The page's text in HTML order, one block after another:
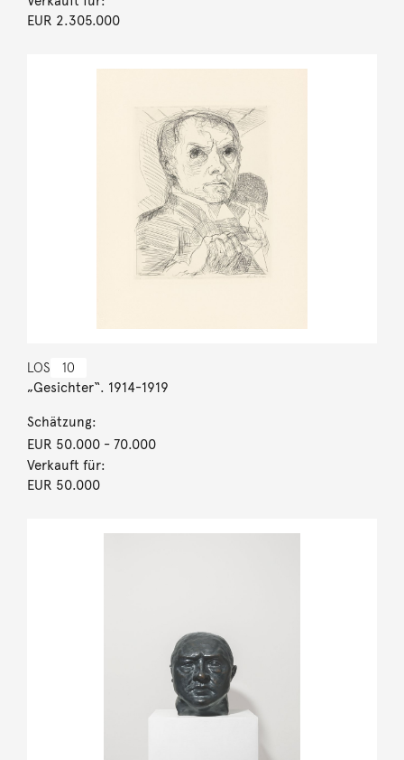
EUR 2.305.000
LOS 10
„Gesichter“. 1914-1919
Schätzung:
EUR 50.000- 70.000
Verkauft für:
EUR 50.000